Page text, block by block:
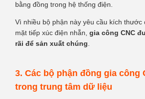
bằng đồng trong hệ thống điện.
Vì nhiều bộ phận này yêu cầu kích thước
mặt tiếp xúc điện nhẵn, gia công CNC
rãi để sản xuất chúng
3. Các bộ phận đồng gia công
trong trung tâm dữ liệu